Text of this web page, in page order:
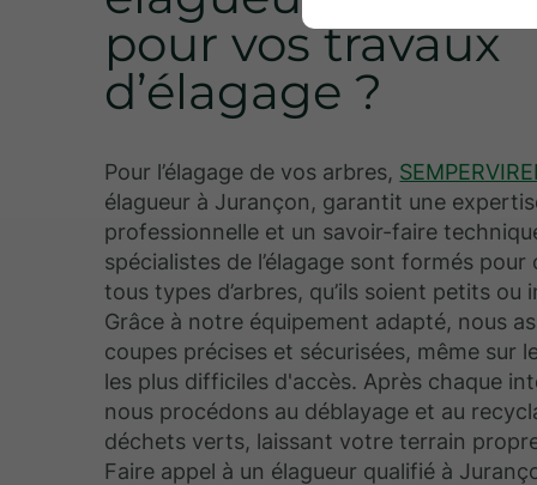
pour vos travaux
d’élagage ?
Pour l’élagage de vos arbres,
élagueur à Jurançon, garantit une
professionnelle et un savoir-faire
spécialistes de l’élagage sont formés pour
tous types d’arbres, qu’ils soient petits ou
Grâce à notre équipement adapté, nous
coupes précises et sécurisées, même sur
les plus difficiles d'accès. Après chaque
nous procédons au déblayage et au
déchets verts, laissant votre terrain
Faire appel à un élagueur qualifié à